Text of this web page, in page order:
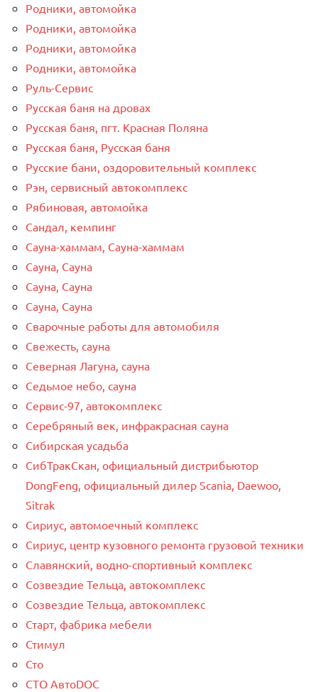
Родники, автомойка
Родники, автомойка
Родники, автомойка
Родники, автомойка
Руль-Сервис
Русская баня на дровах
Русская баня, пгт. Красная Поляна
Русская баня, Русская баня
Русские бани, оздоровительный комплекс
Рэн, сервисный автокомплекс
Рябиновая, автомойка
Сандал, кемпинг
Сауна-хаммам, Сауна-хаммам
Сауна, Сауна
Сауна, Сауна
Сауна, Сауна
Сварочные работы для автомобиля
Свежесть, сауна
Северная Лагуна, сауна
Седьмое небо, сауна
Сервис-97, автокомплекс
Серебряный век, инфракрасная сауна
Сибирская усадьба
СибТракСкан, официальный дистрибьютор
DongFeng, официальный дилер Scania, Daewoo,
Sitrak
Сириус, автомоечный комплекс
Сириус, центр кузовного ремонта грузовой техники
Славянский, водно-спортивный комплекс
Созвездие Тельца, автокомплекс
Созвездие Тельца, автокомплекс
Старт, фабрика мебели
Стимул
Сто
СТО АвтоDOC